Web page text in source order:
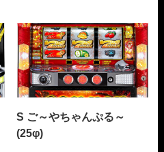
S ご～やちゃんぷる～
(25φ)